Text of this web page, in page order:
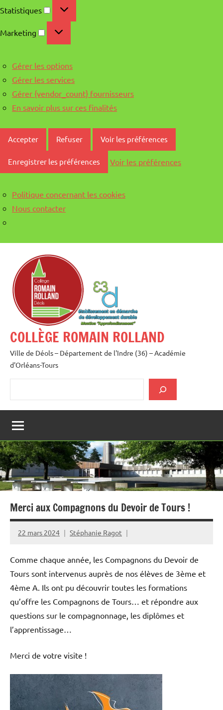
Statistiques Statistiques
Marketing Marketing
Gérer les options
Gérer les services
Gérer {vendor_count} fournisseurs
En savoir plus sur ces finalités
Accepter Refuser Voir les préférences
Enregistrer les préférences Voir les préférences
Politique concernant les cookies
Nous contacter
contenu
COLLÈGE ROMAIN ROLLAND
Ville de Déols – Département de l'Indre (36) – Académie
d'Orléans-Tours
Merci aux Compagnons du Devoir de Tours !
22 mars 2024 Stéphanie Ragot
Comme chaque année, les Compagnons du Devoir de
Tours sont intervenus auprès de nos élèves de 3ème et
4ème A. Ils ont pu découvrir toutes les formations
qu’offre les Compagnons de Tours… et répondre aux
questions sur le compagnonnage, les diplômes et
l’apprentissage…
Merci de votre visite !